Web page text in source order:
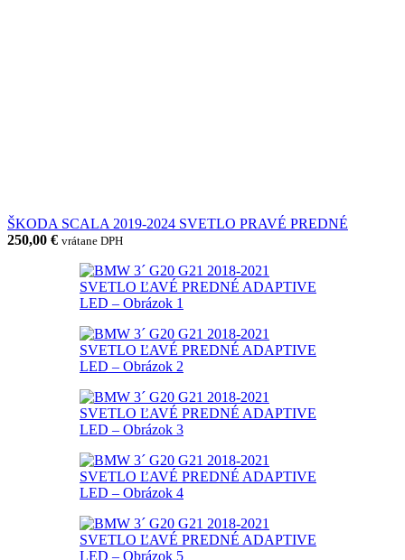
ŠKODA SCALA 2019-2024 SVETLO PRAVÉ PREDNÉ
250,00 € vrátane DPH